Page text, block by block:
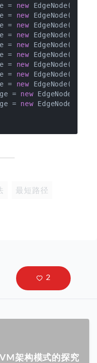
=
new EdgeNode(
=
new EdgeNode(
=
new EdgeNode(
=
new EdgeNode(
=
new EdgeNode(
=
new EdgeNode(
=
new EdgeNode(
=
new EdgeNode(
=
new EdgeNode(
=
new EdgeNode(
=
new EdgeNode(
最短路径
架构模式的探究